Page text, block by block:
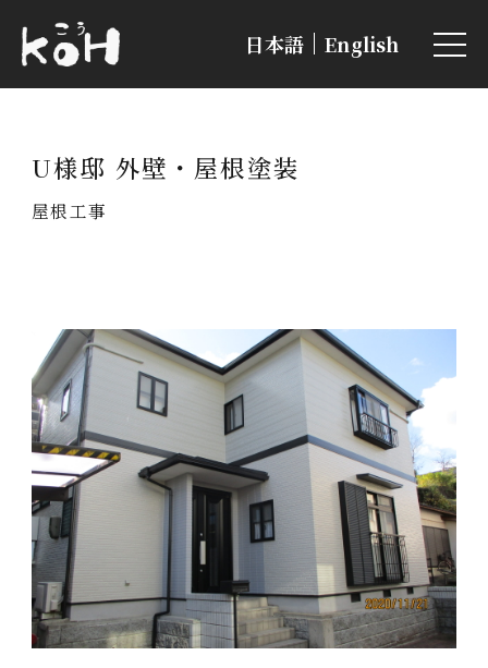
日本語 English
U様邸 外壁・屋根塗装
屋根工事